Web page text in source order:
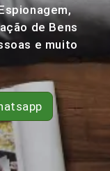
de Bens
e muito